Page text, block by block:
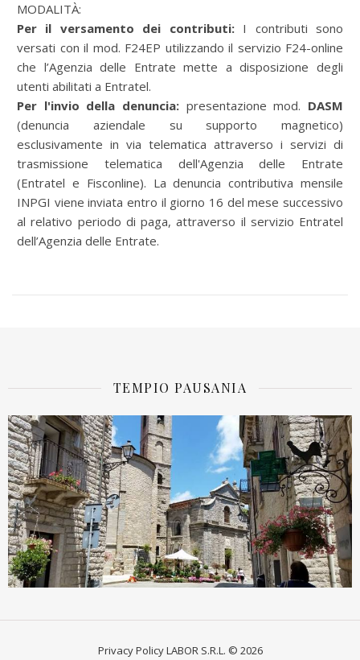
MODALITÀ:
Per il versamento dei contributi: I contributi sono
versati con il mod. F24EP utilizzando il servizio F24-online
che l’Agenzia delle Entrate mette a disposizione degli
utenti abilitati a Entratel.
Per l'invio della denuncia: presentazione mod. DASM
(denuncia aziendale su supporto magnetico)
esclusivamente in via telematica attraverso i servizi di
trasmissione telematica dell'Agenzia delle Entrate
(Entratel e Fisconline). La denuncia contributiva mensile
INPGI viene inviata entro il giorno 16 del mese successivo
al relativo periodo di paga, attraverso il servizio Entratel
dell’Agenzia delle Entrate.
TEMPIO PAUSANIA
Privacy PolicyLABOR S.R.L. © 2026